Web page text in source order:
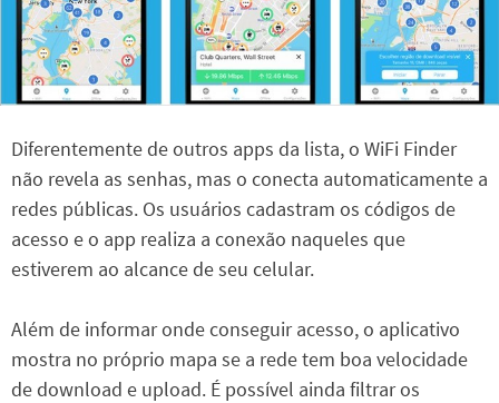
Diferentemente de outros apps da lista, o WiFi Finder
não revela as senhas, mas o conecta automaticamente a
redes públicas. Os usuários cadastram os códigos de
acesso e o app realiza a conexão naqueles que
estiverem ao alcance de seu celular.
Além de informar onde conseguir acesso, o aplicativo
mostra no próprio mapa se a rede tem boa velocidade
de download e upload. É possível ainda filtrar os